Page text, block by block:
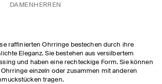
DAMEN HERREN
raffinierten Ohrringe bestechen durch ihre
Eleganz. Sie bestehen aus versilbertem
und haben eine rechteckige Form. Sie können
einzeln oder zusammen mit anderen
tragen.